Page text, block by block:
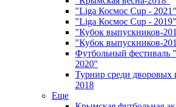
"Liga Космос Cup - 2021"
"Liga Космос Cup - 2019"
"Кубок выпускников-
"Кубок выпускников-
Футбольный фестиваль
2020"
Турнир среди дворовых
2018
Еще